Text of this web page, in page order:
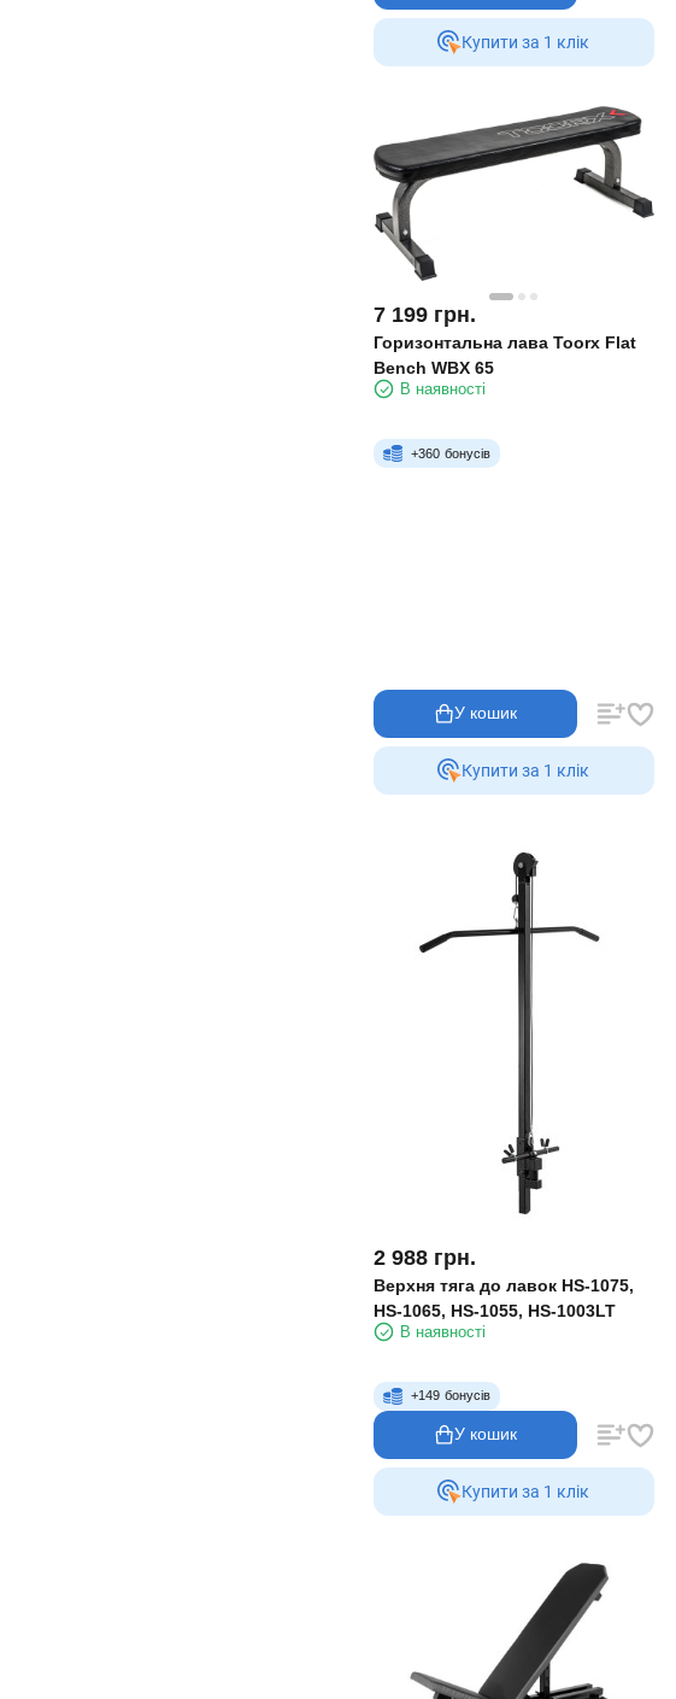
Купити за 1 клiк
7 199 грн.
Горизонтальна лава Toorx Flat
Bench WBX 65
В наявності
+360 бонусів
У кошик
Купити за 1 клiк
2 988 грн.
Верхня тяга до лавок HS-1075,
HS-1065, HS-1055, HS-1003LT
В наявності
+149 бонусів
У кошик
Купити за 1 клiк